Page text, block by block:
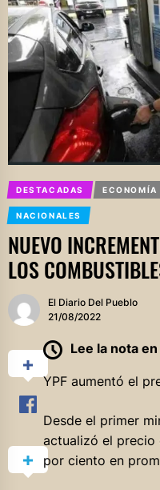
DESTACADAS ECONOMÍA
NACIONALES
NUEVO
LOS
El Diario Del Pueblo
21/08/2022
Lee la nota en
YPF aumentó el
Desde el primer
actualizó el precio
por ciento en